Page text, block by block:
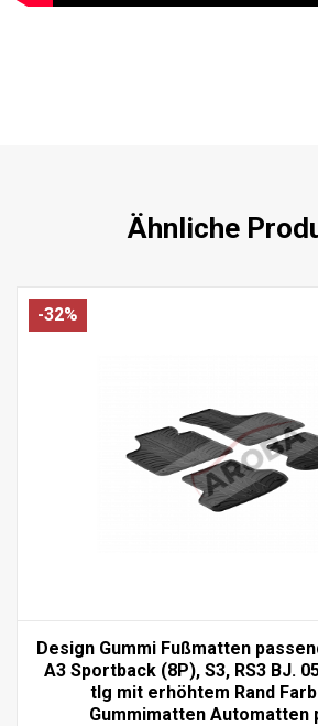
Ähnliche
-32%
Design Gummi Fußmatten
A3 Sportback (8P), S3, RS3 BJ.
tlg mit erhöhtem Rand
Gummimatten Automatten